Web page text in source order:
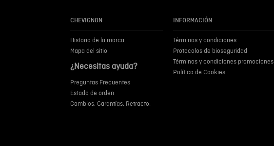
CHEVIGNON
Historia de la marca
Mapa del sitio
¿Necesitas ayuda?
Preguntas Frecuentes
Estado de orden
Cambios, Garantías, Retracto.
INFORMACIÓN
Términos y condiciones
Protocolos de bioseguridad
Términos y condiciones promociones
Política de Cookies